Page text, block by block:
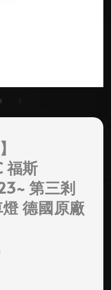
1
福斯
第三剎
德國原廠